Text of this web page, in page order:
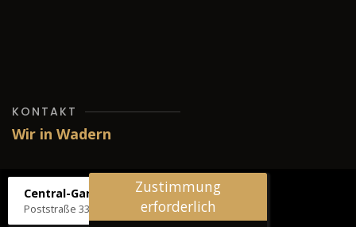
KONTAKT
Wir in Wadern
Central-Garage H. Wilhelm
Poststraße 33, 66687 Wadern
Zustimmung
erforderlich